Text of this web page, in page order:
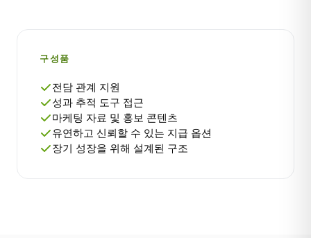
구성품
전담 관계 지원
성과 추적 도구 접근
마케팅 자료 및 홍보 콘텐츠
유연하고 신뢰할 수 있는 지급 옵션
장기 성장을 위해 설계된 구조